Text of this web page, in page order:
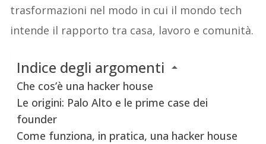
trasformazioni nel modo in cui il mondo tech
intende il rapporto tra casa, lavoro e comunità.
Indice degli argomenti
Che cos’è una hacker house
Le origini: Palo Alto e le prime case dei
founder
Come funziona, in pratica, una hacker house